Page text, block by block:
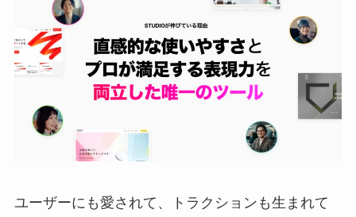
ユーザーにも愛されて、トラクションも生まれて